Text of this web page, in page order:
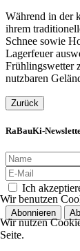
Während in der
ihrem
Schnee sowie
Lagerfeuer
Frühlingswetter
nutzbaren
Zurück
RaBauKi-
Ich
Abonnieren
Wir benutzen
Wir nutzen
Seite.